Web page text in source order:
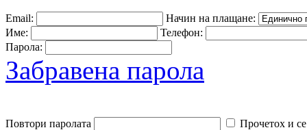
Email:
Начин на плащане:
Име:
Телефон:
Парола:
Забравена парола
Повтори паролата Прочетох и